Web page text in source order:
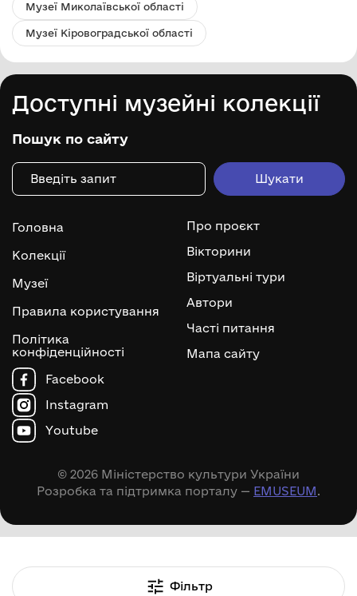
Музеї Миколаївської області
Музеї Кіровоградської області
Доступні музейні колекції
Пошук по сайту
Головна
Колекції
Музеї
Правила користування
Політика
конфіденційності
Про проєкт
Вікторини
Віртуальні тури
Автори
Часті питання
Мапа сайту
Facebook
Instagram
Youtube
© 2026 Міністерство культури України
Розробка та підтримка порталу — EMUSEUM.
Фільтр